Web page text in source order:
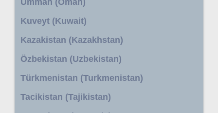
Kuveyt (Kuwait)
Kazakistan (Kazakhstan)
Özbekistan (Uzbekistan)
Türkmenistan (Turkmenistan)
Tacikistan (Tajikistan)